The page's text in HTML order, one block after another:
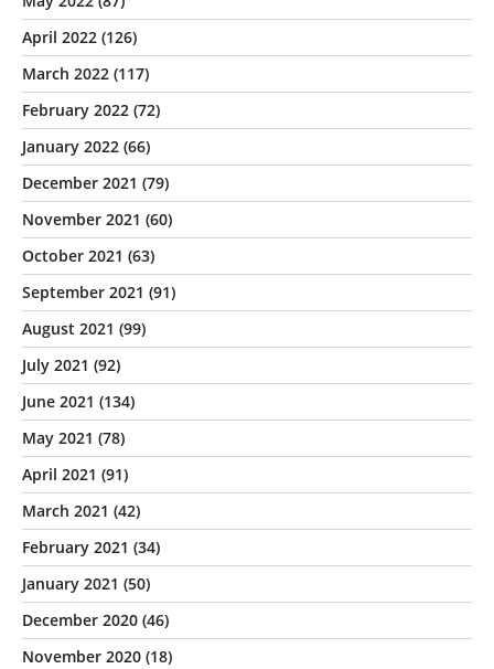
April 2022 (126)
March 2022 (117)
February 2022 (72)
January 2022 (66)
December 2021 (79)
November 2021 (60)
October 2021 (63)
September 2021 (91)
August 2021 (99)
July 2021 (92)
June 2021 (134)
May 2021 (78)
April 2021 (91)
March 2021 (42)
February 2021 (34)
January 2021 (50)
December 2020 (46)
November 2020 (18)